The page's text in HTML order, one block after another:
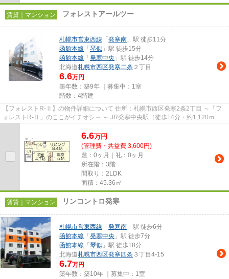
賃貸｜マンション フォレストアールツー
札幌市営東西線 「 発寒南 」駅 徒歩11分
函館本線 「 琴似 」駅 徒歩15分
函館本線 「 発寒中央 」駅 徒歩14分
北海道札幌市西区発寒二条 ２丁目
6.6万円
築年数：築9年 ｜募集中： 1室
階数：4階建
【フォレストR-Ⅱ】の物件詳細について 住所：札幌市西区発寒2条2丁目 ～「フ
ォレストR-Ⅱ」のここがイチオシ～ ～ JR発寒中央駅（徒歩14分・約1,120ｍ）
6.6万円
(管理費・共益費 3,600円)
敷：0ヶ月｜礼：0ヶ月
所在階：3階
間取り：2LDK
面積：45.36㎡
賃貸｜マンション リンコントロ発寒
札幌市営東西線 「 発寒南 」駅 徒歩6分
函館本線 「 発寒中央 」駅 徒歩7分
函館本線 「 琴似 」駅 徒歩18分
北海道札幌市西区発寒四条 ３丁目4-15
6.7万円
築年数：築10年 ｜募集中： 1室